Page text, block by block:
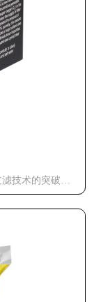
技术的突破性
滤材！